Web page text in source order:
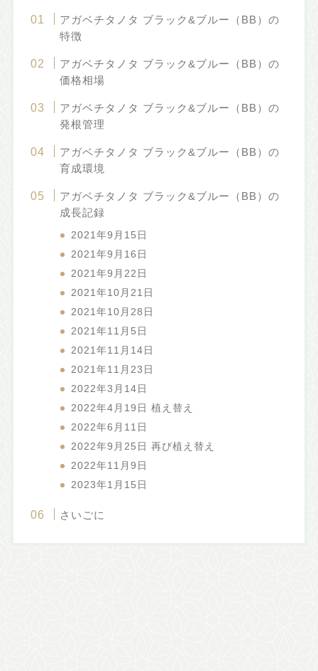
アガベチタノタ ブラック&ブルー（BB）の
特徴
アガベチタノタ ブラック&ブルー（BB）の
価格相場
アガベチタノタ ブラック&ブルー（BB）の
発根管理
アガベチタノタ ブラック&ブルー（BB）の
育成環境
アガベチタノタ ブラック&ブルー（BB）の
成長記録
2021年9月15日
2021年9月16日
2021年9月22日
2021年10月21日
2021年10月28日
2021年11月5日
2021年11月14日
2021年11月23日
2022年3月14日
2022年4月19日 植え替え
2022年6月11日
2022年9月25日 再び植え替え
2022年11月9日
2023年1月15日
さいごに